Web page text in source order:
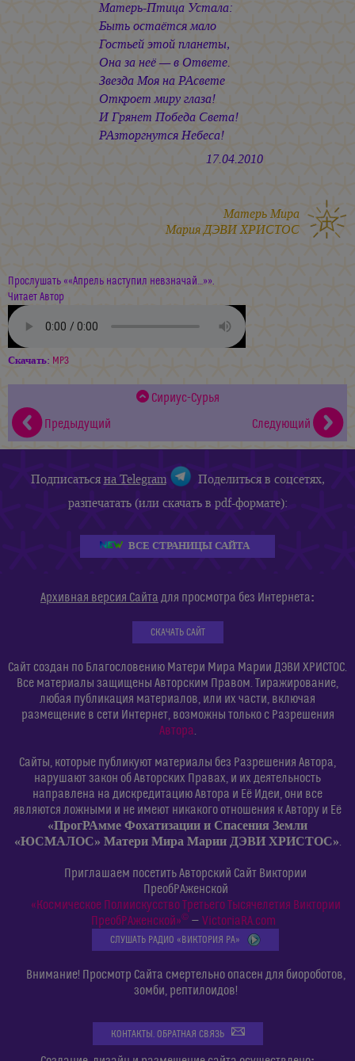
Матерь-Птица Устала:
Быть остаётся мало
Гостьей этой планеты,
Она за неё — в Ответе.
Звезда Моя на РАсвете
Откроет миру глаза!
И Грянет Победа Света!
РАзторгнутся Небеса!
17.04.2010
Матерь Мира
Мария ДЭВИ ХРИСТОС
Прослушать ««Апрель наступил невзначай…»».
Читает Автор
Скачать: MP3
Сириус-Сурья
Предыдущий
Следующий
Подписатьсяна Telegram
Поделиться в соцсетях,
разпечатать (или скачать в pdf-формате):
ВСЕ СТРАНИЦЫ САЙТА
Архивная версия Сайта для просмотра без Интернета:
СКАЧАТЬ САЙТ
Сайт создан по Благословению Матери Мира Марии ДЭВИ ХРИСТОС.
Все материалы защищены Авторским Правом. Тиражирование,
любая публикация материалов, или их части, включая
размещение в сети Интернет, возможны только с Разрешения
Автора.
Сайты, которые публикуют материалы без Разрешения Автора,
нарушают закон об Авторских Правах, и их деятельность
направлена на дискредитацию Автора и Её Идеи, они все
являются ложными и не имеют никакого отношения к Автору и Её
«ПрогРАмме Фохатизации и Спасения Земли
«ЮСМАЛОС» Матери Мира Марии ДЭВИ ХРИСТОС».
Приглашаем посетить Авторский Сайт Виктории
ПреобРАженской
«Космическое Полиискусство Третьего Тысячелетия Виктории
ПреобРАженской»©— VictoriaRA.com
СЛУШАТЬ РАДИО «ВИКТОРИЯ РА»
Внимание! Просмотр Сайта смертельно опасен для биороботов,
зомби, рептилоидов!
КОНТАКТЫ. ОБРАТНАЯ СВЯЗЬ